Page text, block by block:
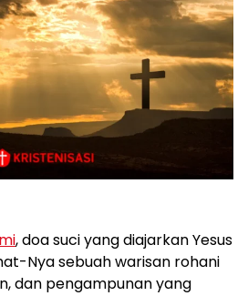
, doa suci yang diajarkan Yesus
Nya sebuah warisan rohani
dan pengampunan yang